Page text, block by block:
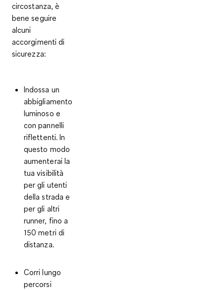
circostanza, è
bene seguire
alcuni
accorgimenti di
sicurezza:
Indossa un
abbigliamento
luminoso e
con pannelli
riflettenti.In
questo modo
aumenterai la
tua visibilità
per gli utenti
della strada e
per gli altri
runner, fino a
150 metri di
distanza.
Corri lungo
percorsi